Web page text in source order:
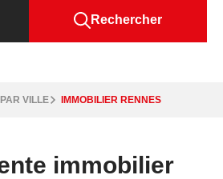
Rechercher
VILLE IMMOBILIER RENNES
immobilier